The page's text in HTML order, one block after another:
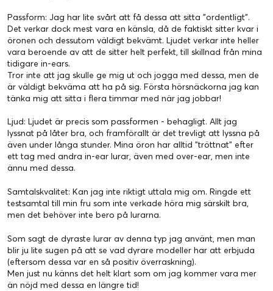
Ljud & Bild REKOMMENDERAR 6/6 i betyg
”Sony WF-C710N är mer än bara en ansiktslyftning – de har
stabil brusreducering, bra batteritid och en samtalskvalitet som
För mer information läs här
Passform: Jag har lite svårt att få dessa att sitta "ordentligt".
Det verkar dock mest vara en känsla, då de faktiskt sitter kvar i
öronen och dessutom väldigt bekvämt. Ljudet verkar inte heller
vara beroende av att de sitter helt perfekt, till skillnad från mina
tidigare in-ears.
Tror inte att jag skulle ge mig ut och jogga med dessa, men de
är väldigt bekväma att ha på sig. Första hörsnäckorna jag kan
tänka mig att sitta i flera timmar med när jag jobbar!
Ljud: Ljudet är precis som passformen - behagligt. Allt jag
lyssnat på låter bra, och framförallt är det trevligt att lyssna på
även under långa stunder. Mina öron har alltid "tröttnat" efter
ett tag med andra in-ear lurar, även med over-ear, men inte
ännu med dessa.
Samtalskvalitet: Kan jag inte riktigt uttala mig om. Ringde ett
testsamtal till min fru som inte verkade höra mig särskilt bra,
men det behöver inte bero på lurarna.
Som sagt de dyraste lurar av denna typ jag använt, men man
blir ju lite sugen på att se vad dyrare modeller har att erbjuda
(eftersom dessa var en så positiv överraskning).
Men just nu känns det helt klart som om jag kommer vara mer
än nöjd med dessa en längre tid!